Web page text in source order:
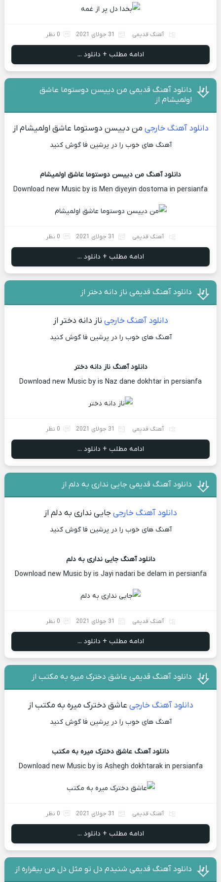
آهنگ قدیمی 31 جولای 2021 0 نظر
ادامه مطلب + دانلود ...
دانلود آهنگ قدیمی من دییسن دوستوما عاشق
اولمیشام از
دانلود آهنگ خارجی من دییسن دوستوما عاشق اولمیشام از
آهنگ های خوب را در پرشین فا گوش کنید
دانلود آهنگ من دییسن دوستوما عاشق اولمیشام
Download new Music by is Men diyeyin dostoma in persianfa
آهنگ قدیمی 31 جولای 2021 0 نظر
ادامه مطلب + دانلود ...
دانلود آهنگ قدیمی ناز دانه دختر از
دانلود آهنگ خارجی ناز دانه دختر از
آهنگ های خوب را در پرشین فا گوش کنید
دانلود آهنگ ناز دانه دختر
Download new Music by is Naz dane dokhtar in persianfa
آهنگ قدیمی 31 جولای 2021 0 نظر
ادامه مطلب + دانلود ...
دانلود آهنگ قدیمی جایی نداری به دلم از
دانلود آهنگ خارجیجایی نداری به دلم از
آهنگ های خوب را در پرشین فا گوش کنید
دانلود آهنگ جایی نداری به دلم
Download new Music by is Jayi nadari be delam in persianfa
آهنگ قدیمی 31 جولای 2021 0 نظر
ادامه مطلب + دانلود ...
دانلود آهنگ قدیمی عاشق دخترک میره به مکتب از
دانلود آهنگ خارجی عاشق دخترک میره به مکتب از
آهنگ های خوب را در پرشین فا گوش کنید
دانلود آهنگ عاشق دخترک میره به مکتب
Download new Music by is Ashegh dokhtarak in persianfa
آهنگ قدیمی 31 جولای 2021 0 نظر
ادامه مطلب + دانلود ...
دانلود آهنگ قدیمی شنیدم دل تو مثل دل من بیقراره از